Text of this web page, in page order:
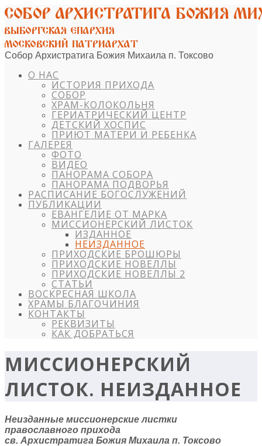
Собор Архистратига Божия Михаила п. Токсово
О НАС
ИСТОРИЯ ПРИХОДА
СОБОР
ХРАМ-КОЛОКОЛЬНЯ
ГЕРИАТРИЧЕСКИЙ ЦЕНТР
ДЕТСКИЙ ХОСПИС
ПРИЮТ МАТЕРИ И РЕБЕНКА
ГАЛЕРЕЯ
ФОТО
ВИДЕО
ПАНОРАМА СОБОРА
ПАНОРАМА ПОДВОРЬЯ
РАСПИСАНИЕ БОГОСЛУЖЕНИЙ
ПУБЛИКАЦИИ
ЕВАНГЕЛИЕ ОТ МАРКА
МИССИОНЕРСКИЙ ЛИСТОК
ИЗДАННОЕ
НЕИЗДАННОЕ
ПРИХОДСКИЕ БРОШЮРЫ
ПРИХОДСКИЕ НОВЕЛЛЫ
ПРИХОДСКИЕ НОВЕЛЛЫ 2
СТАТЬИ
ВОСКРЕСНАЯ ШКОЛА
ХРАМЫ БЛАГОЧИНИЯ
КОНТАКТЫ
РЕКВИЗИТЫ
КАК ДОБРАТЬСЯ
МИССИОНЕРСКИЙ
ЛИСТОК. НЕИЗДАННОЕ
Неизданные миссионерские листки
православного прихода
св. Архистратига Божия Михаила п. Токсово